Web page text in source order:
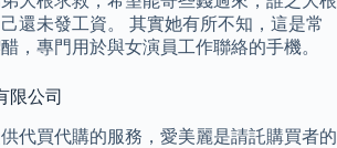
還未發工資。 其實她有所不知，這是常
，專門用於與女演員工作聯絡的手機。
限公司
代買代購的服務，愛美麗是請託購買者的